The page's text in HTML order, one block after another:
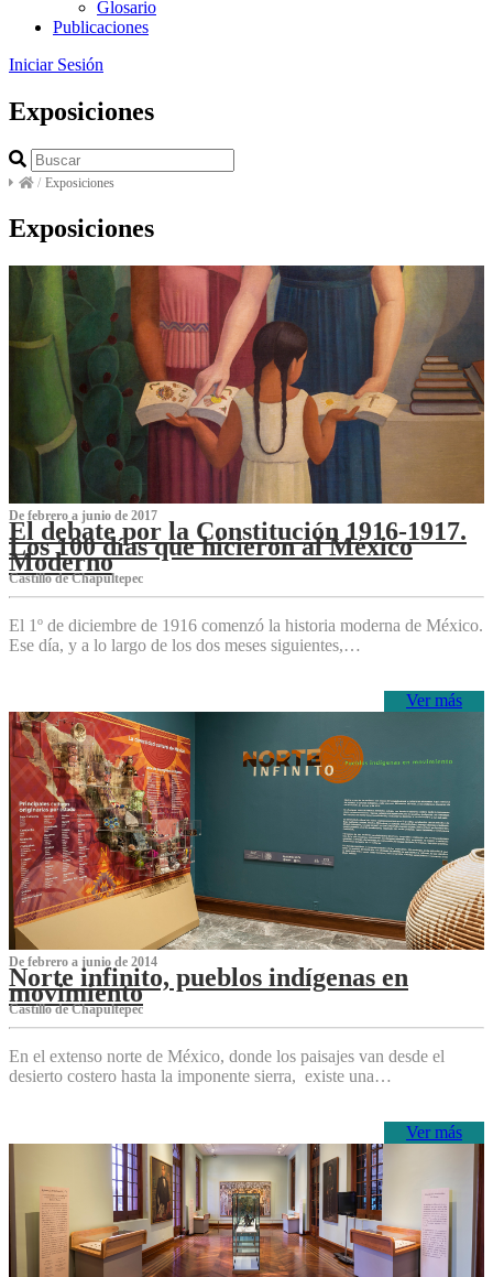
Glosario
Publicaciones
Iniciar Sesión
Exposiciones
/ Exposiciones
Exposiciones
De febrero a junio de 2017
El debate por la Constitución 1916-1917.
Los 100 días que hicieron al México
Moderno
Castillo de Chapultepec
El 1º de diciembre de 1916 comenzó la historia moderna de México.
Ese día, y a lo largo de los dos meses siguientes,…
Ver más
De febrero a junio de 2014
Norte infinito, pueblos indígenas en
movimiento
Castillo de Chapultepec
En el extenso norte de México, donde los paisajes van desde el
desierto costero hasta la imponente sierra, existe una…
Ver más